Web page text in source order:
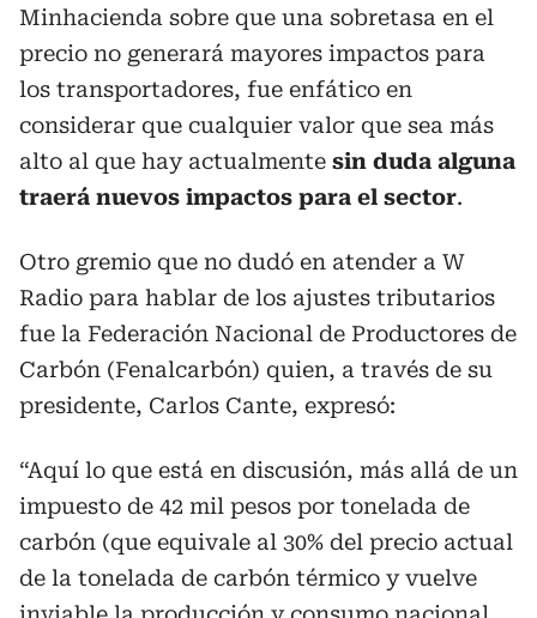
Minhacienda sobre que una sobretasa en el
precio no generará mayores impactos para
los transportadores, fue enfático en
considerar que cualquier valor que sea más
alto al que hay actualmente sin duda alguna
traerá nuevos impactos para el sector.
Otro gremio que no dudó en atender a W
Radio para hablar de los ajustes tributarios
fue la Federación Nacional de Productores de
Carbón (Fenalcarbón) quien, a través de su
presidente, Carlos Cante, expresó:
“Aquí lo que está en discusión, más allá de un
impuesto de 42 mil pesos por tonelada de
carbón (que equivale al 30% del precio actual
de la tonelada de carbón térmico y vuelve